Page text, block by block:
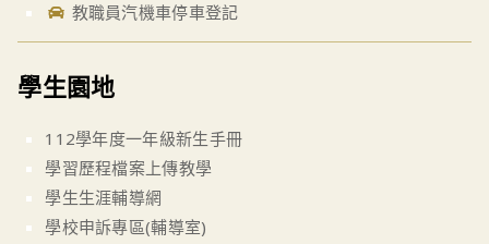
教職員汽機車停車登記
學生園地
112學年度一年級新生手冊
學習歷程檔案上傳教學
學生生涯輔導網
學校申訴專區(輔導室)